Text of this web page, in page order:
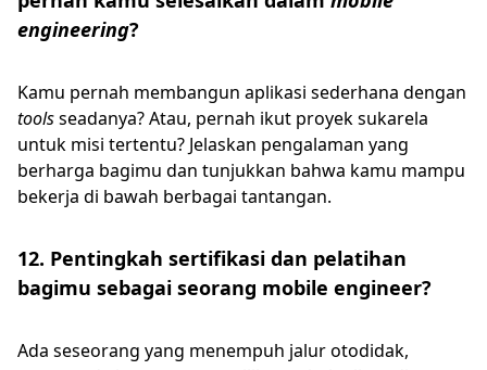
engineering?
Kamu pernah membangun aplikasi sederhana dengan
toolsseadanya? Atau, pernah ikut proyek sukarela
untuk misi tertentu? Jelaskan pengalaman yang
berharga bagimu dan tunjukkan bahwa kamu mampu
bekerja di bawah berbagai tantangan.
12. Pentingkah sertifikasi dan pelatihan
bagimu sebagai seorang mobile engineer?
Ada seseorang yang menempuh jalur otodidak,